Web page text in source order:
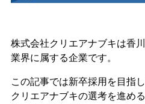
株式会社クリエアナブキは香
業界に属する企業です。
この記事では新卒採用を目指
クリエアナブキの選考を進め